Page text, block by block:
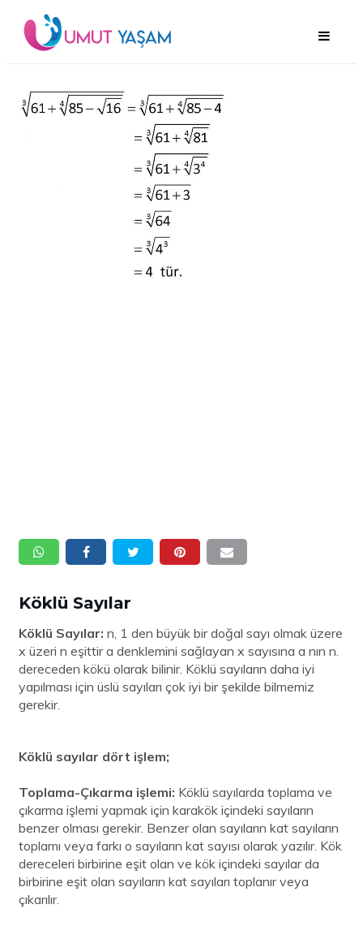
Köklü Sayılar
Köklü Sayılar: n, 1 den büyük bir doğal sayı olmak üzere
x üzeri n eşittir a denklemini sağlayan x sayısına a nın n.
dereceden kökü olarak bilinir. Köklü sayıların daha iyi
yapılması için üslü sayıları çok iyi bir şekilde bilmemiz
gerekir.
Köklü sayılar dört işlem;
Toplama-Çıkarma işlemi: Köklü sayılarda toplama ve
çıkarma işlemi yapmak için karakök içindeki sayıların
benzer olması gerekir. Benzer olan sayıların kat sayıların
toplamı veya farkı o sayıların kat sayısı olarak yazılır. Kök
dereceleri birbirine eşit olan ve kök içindeki sayılar da
birbirine eşit olan sayıların kat sayıları toplanır veya
çıkarılır.